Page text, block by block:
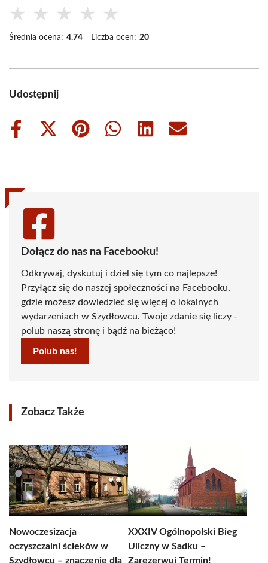
★ ★ ★ ★ ★
Średnia ocena: 4.74 Liczba ocen: 20
Udostępnij
Share
Share
(Twitter)
Share
Share
Share
Share
Dołącz do nas na Facebooku!
Odkrywaj, dyskutuj i dziel się tym co najlepsze!
Przyłącz się do naszej społeczności na Facebooku,
gdzie możesz dowiedzieć się więcej o lokalnych
wydarzeniach w Szydłowcu. Twoje zdanie się liczy -
polub naszą stronę i bądź na bieżąco!
Polub nas!
Zobacz Także
Nowoczesizacja
oczyszczalni ścieków w
Szydłowcu – znaczenie dla
XXXIV Ogólnopolski Bieg
Uliczny w Sadku –
Zarezerwuj Termin!